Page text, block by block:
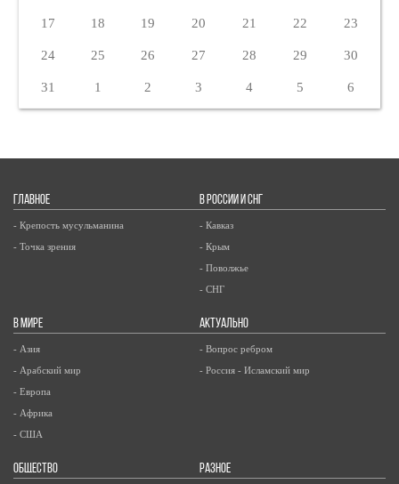
17 18 19 20 21 22 23
24 25 26 27 28 29 30
31 1 2 3 4 5 6
ГЛАВНОЕ
- Крепость мусульманина
- Точка зрения
В РОССИИ И СНГ
- Кавказ
- Крым
- Поволжье
- СНГ
В МИРЕ
- Азия
- Арабский мир
- Европа
- Африка
- США
АКТУАЛЬНО
- Вопрос ребром
- Россия - Исламский мир
ОБЩЕСТВО РАЗНОЕ